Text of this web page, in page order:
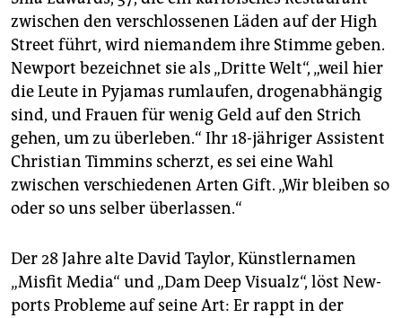
zwischen den verschlossenen Läden auf der High
Street führt, wird niemandem ihre Stimme geben.
Newport bezeichnet sie als „Dritte Welt“, „weil hier
die Leute in Pyjamas rumlaufen, drogenabhängig
sind, und Frauen für wenig Geld auf den Strich
gehen, um zu überleben.“ Ihr 18-jähriger Assistent
Christian Timmins scherzt, es sei eine Wahl
zwischen verschiedenen Arten Gift. „Wir bleiben so
oder so uns selber überlassen.“
Der 28 Jahre alte David Taylor, Künstlernamen
„Misfit Media“ und „Dam Deep Visualz“, löst New­
ports Probleme auf seine Art: Er rappt in der